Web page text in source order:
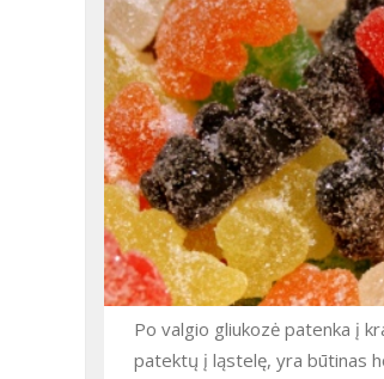
Po valgio gliukozė patenka į
patektų į ląstelę, yra būtinas